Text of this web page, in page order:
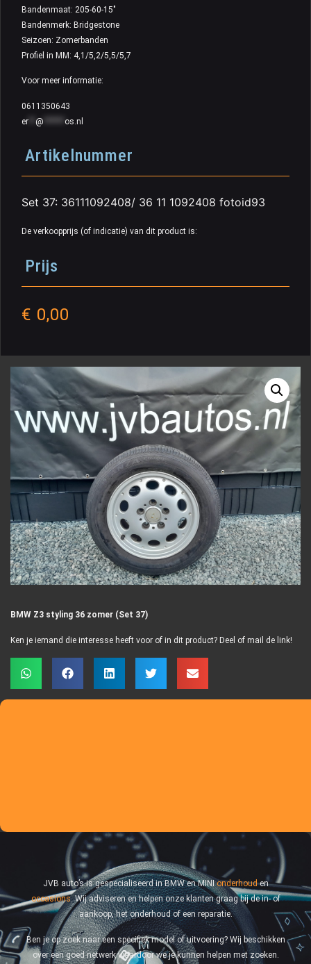
Bandenmaat: 205-60-15″
Bandenmerk: Bridgestone
Seizoen: Zomerbanden
Profiel in MM: 4,1/5,2/5,5/5,7
Voor meer informatie:
0611350643
er
@ os.nl
Artikelnummer
Set 37: 36111092408/ 36 11 1092408 fotoid93
De verkoopprijs (of indicatie) van dit product is:
Prijs
€ 0,00
BMW Z3 styling 36 zomer (Set 37)
Ken je iemand die interesse heeft voor of in dit product? Deel of mail de link!
JVB auto’s is gespecialiseerd in BMW en MINIonderhouden
occasions. Wij adviseren en helpen onze klanten graag bij de in- of
aankoop, het onderhoud of een reparatie.
Ben je op zoek naar een specifiek model of uitvoering? Wij beschikken
over een goed netwerk waardoor we je kunnen helpen met zoeken.